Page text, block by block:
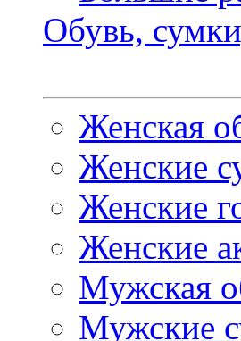
Обувь,
Женская
Женские
Женские
Женские
Мужская
Мужские